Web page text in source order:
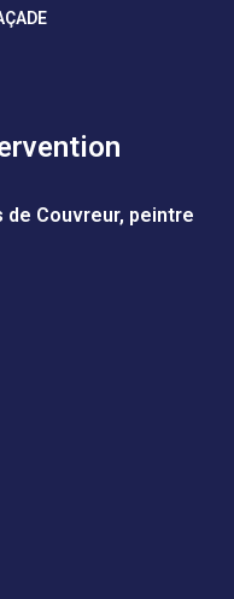
Couvreur, peintre